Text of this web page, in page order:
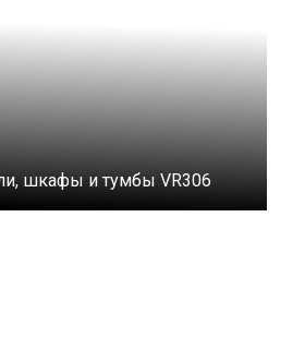
шкафы и тумбы VR306